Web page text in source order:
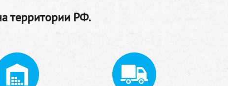
территории РФ.